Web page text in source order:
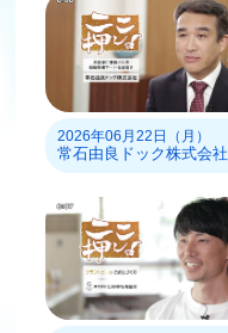
2026年06月22日（月）
常石由良ドック株式会社